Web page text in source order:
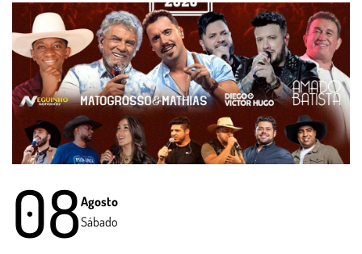
08Agosto
Sábado